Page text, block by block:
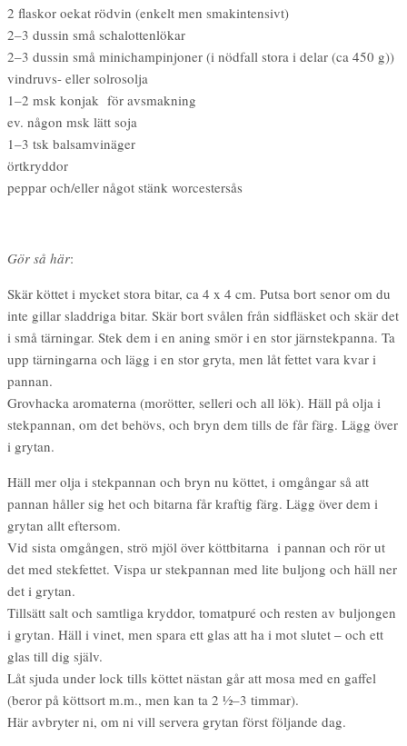
2 flaskor oekat rödvin (enkelt men smakintensivt)
2–3 dussin små schalottenlökar
2–3 dussin små minichampinjoner (i nödfall stora i delar (ca 450 g))
vindruvs- eller solrosolja
1–2 msk konjak för avsmakning
ev. någon msk lätt soja
1–3 tsk balsamvinäger
örtkryddor
peppar och/eller något stänk worcestersås
Gör så här:
Skär köttet i mycket stora bitar, ca 4 x 4 cm. Putsa bort senor om du
inte gillar sladdriga bitar. Skär bort svålen från sidfläsket och skär det
i små tärningar. Stek dem i en aning smör i en stor järnstekpanna. Ta
upp tärningarna och lägg i en stor gryta, men låt fettet vara kvar i
pannan.
Grovhacka aromaterna (morötter, selleri och all lök). Häll på olja i
stekpannan, om det behövs, och bryn dem tills de får färg. Lägg över
i grytan.
Häll mer olja i stekpannan och bryn nu köttet, i omgångar så att
pannan håller sig het och bitarna får kraftig färg. Lägg över dem i
grytan allt eftersom.
Vid sista omgången, strö mjöl över köttbitarna i pannan och rör ut
det med stekfettet. Vispa ur stekpannan med lite buljong och häll ner
det i grytan.
Tillsätt salt och samtliga kryddor, tomatpuré och resten av buljongen
i grytan. Häll i vinet, men spara ett glas att ha i mot slutet – och ett
glas till dig själv.
Låt sjuda under lock tills köttet nästan går att mosa med en gaffel
(beror på köttsort m.m., men kan ta 2 1⁄2–3 timmar).
Här avbryter ni, om ni vill servera grytan först följande dag.